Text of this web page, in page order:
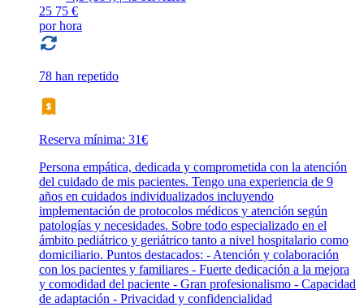
25 75 €
por hora
78 han repetido
Reserva mínima: 31€
Persona empática, dedicada y comprometida con la atención
del cuidado de mis pacientes. Tengo una experiencia de 9
años en cuidados individualizados incluyendo
implementación de protocolos médicos y atención según
patologías y necesidades. Sobre todo especializado en el
ámbito pediátrico y geriátrico tanto a nivel hospitalario como
domiciliario. Puntos destacados: - Atención y colaboración
con los pacientes y familiares - Fuerte dedicación a la mejora
y comodidad del paciente - Gran profesionalismo - Capacidad
de adaptación - Privacidad y confidencialidad